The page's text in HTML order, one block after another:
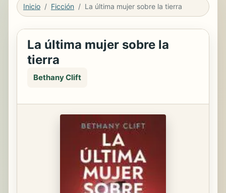
Inicio Ficción La última mujer sobre la tierra
La última mujer sobre la
tierra
Bethany Clift